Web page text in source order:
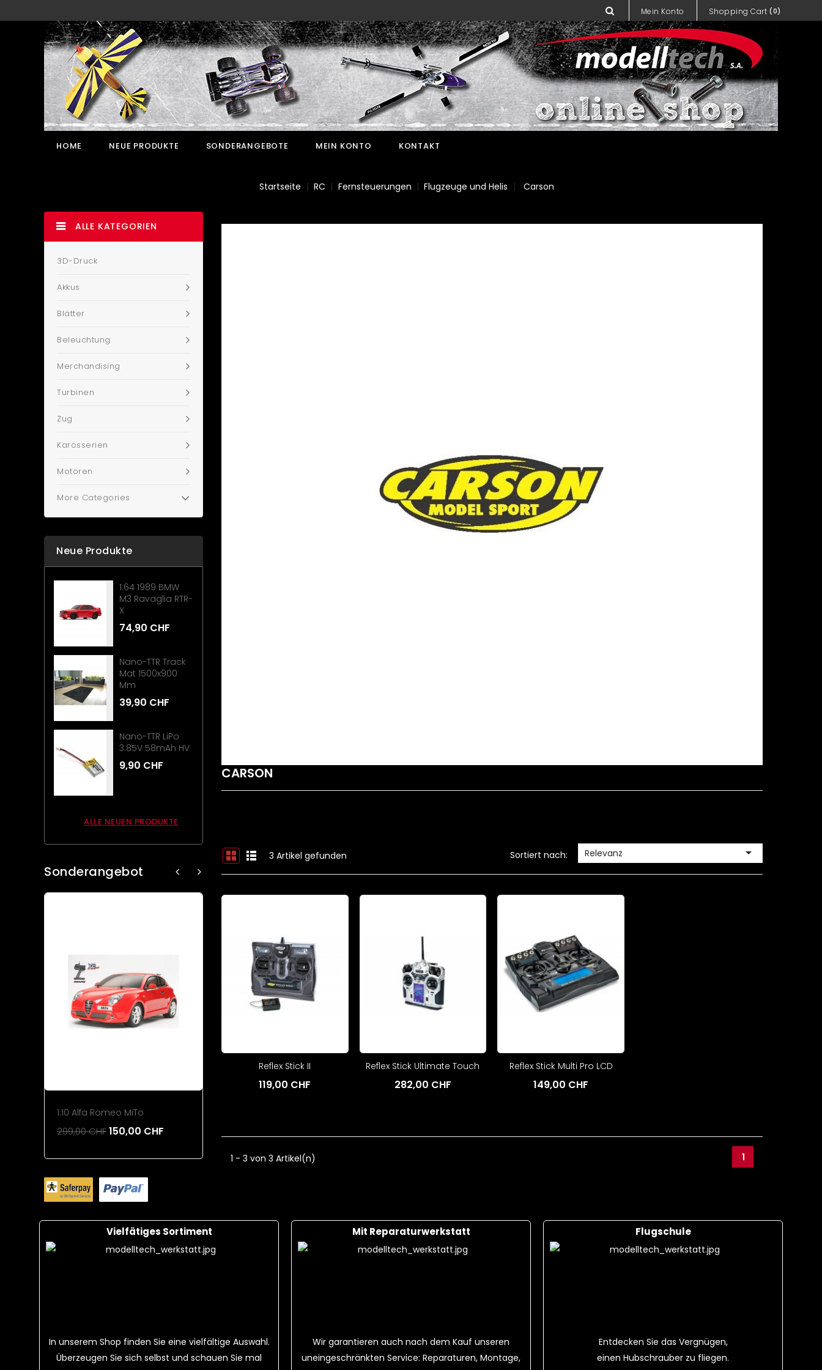
Shopping Cart (0)
Mein Konto
HOME NEUE PRODUKTE SONDERANGEBOTE MEIN KONTO KONTAKT
Startseite RC Fernsteuerungen Flugzeuge und Helis Carson
ALLE KATEGORIEN
3D-Druck
Akkus
Blätter
Beleuchtung
Merchandising
Turbinen
Zug
Karosserien
Motoren
More Categories
Neue Produkte
1:64 1989 BMW
M3 Ravaglia RTR-
X
74,90 CHF
Nano-TTR Track
Mat 1500x900
Mm
39,90 CHF
Nano-TTR LiPo
3.85V 58mAh HV
9,90 CHF
ALLE NEUEN PRODUKTE
Sonderangebot
1:10 Alfa Romeo MiTo
299,00 CHF150,00 CHF
CARSON
3 Artikel gefunden Sortiert nach: Relevanz 
Reflex Stick II
119,00 CHF
Reflex Stick Ultimate Touch
282,00 CHF
Reflex Stick Multi Pro LCD
149,00 CHF
1 - 3 von 3 Artikel(n) 1
Vielfätiges Sortiment
In unserem Shop finden Sie eine vielfältige Auswahl.
Überzeugen Sie sich selbst und schauen Sie mal
Mit Reparaturwerkstatt
Wir garantieren auch nach dem Kauf unseren
uneingeschränkten Service: Reparaturen, Montage,
Flugschule
Entdecken Sie das Vergnügen,
einen Hubschrauber zu fliegen.